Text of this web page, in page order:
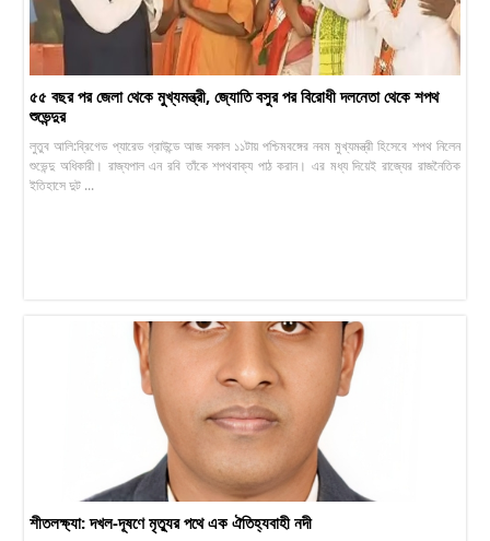
৫৫ বছর পর জেলা থেকে মুখ্যমন্ত্রী, জ্যোতি বসুর পর বিরোধী দলনেতা থেকে শপথ
শুভেন্দুর
লুতুব আলি:ব্রিগেড প্যারেড গ্রাউন্ডে আজ সকাল ১১টায় পশ্চিমবঙ্গের নবম মুখ্যমন্ত্রী হিসেবে শপথ নিলেন
শুভেন্দু অধিকারী। রাজ্যপাল এন রবি তাঁকে শপথবাক্য পাঠ করান। এর মধ্য দিয়েই রাজ্যের রাজনৈতিক
ইতিহাসে দুট ...
শীতলক্ষ্যা: দখল-দূষণে মৃত্যুর পথে এক ঐতিহ্যবাহী নদী